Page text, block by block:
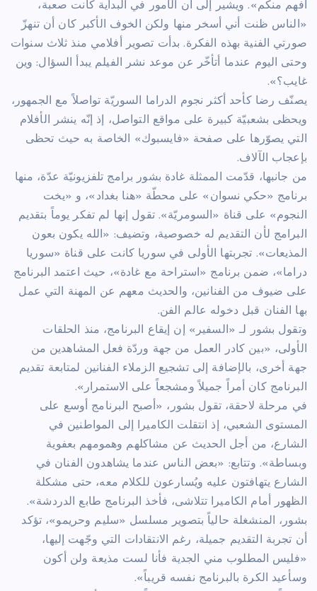
أفهم منكم». ويشير إلى أن الأمور في البداية كانت صعبة،
«الناس ظنت أني أسخر منها ولكن الخوف الأكبر كان أن تنهزّ
صورتي الفنية بهذه الفكرة. بدأت تصوير أفلامي منذ ثلاث سنوات
وحتى اليوم عندما أتأخّر عن موعد نشر الفيلم يبدأ السؤال: وين
غايب؟».
يصنّف رضا كأحد أكثر نجوم الدراما السوريّة تواصلاً مع الجمهور،
ويحظى بشعبيّة كبيرة على مواقع التواصل، إذ إنّه ينشر الأفلام
التي يصوّرها على صفحة «فايسبوك» الخاصة به حيث تحظى
بإعجاب الآلاف.
من جانبها، قدّمت الممثلة غادة بشور برامج تلفزيونيّة عدّة، منها
برنامج «حكي نسوان» على محطّة «هنا بغداد»، و «يخت
النجوم» على قناة «السومريّة». تقول إنها لم تفكر يوماً بتقديم
البرامج لأن التقديم له خصوصية، وتضيف: «الله يكون بعون
المذيعات». تجربتها الأولى في سوريا كانت على قناة «سوريا
دراما»، ضمن برنامج «استراحة مع غادة»، حيث اعتمد البرنامج
على ضيوف من الفنانين، والحديث معهم عن المهنة التي عمل
بها الفنان قبل دخوله عالم الفن.
وتقول بشور لـ «السفير» إن إيقاع البرنامج، منذ الحلقات
الأولى، «بين كادر العمل من جهة وردّة فعل المشاهدين من
جهة أخرى، بالإضافة إلى تشجيع الزملاء الفنانين لمتابعة تقديم
البرنامج كان أمراً جميلاً ومشجعاً على الاستمرار».
في مرحلة لاحقة، تقول بشور، «أصبح البرنامج أوسع على
المستوى الشعبي، إذ انتقلت الكاميرا إلى المواطنين في
الشارع، من أجل الحديث عن مشاكلهم وهمومهم بعفوية
وبساطة». وتتابع: «بعض الناس عندما يشاهدون الفنان في
الشارع يتهافتون عليه ويُسارعون للكلام معه، حتى مشكلة
الظهور أمام الكاميرا تتلاشى، فأخذ البرنامج طابع الدردشة».
بشور، المنشغلة حالياً بتصوير مسلسل «سليم وحريمو»، تؤكد
أن تجربة التقديم جميلة، رغم الانتقادات التي وجّهت إليها،
«فليس المطلوب مني الجدية فأنا لست مذيعة ولن أكون
وسأعيد الكرة بالبرنامج نفسه قريباً».